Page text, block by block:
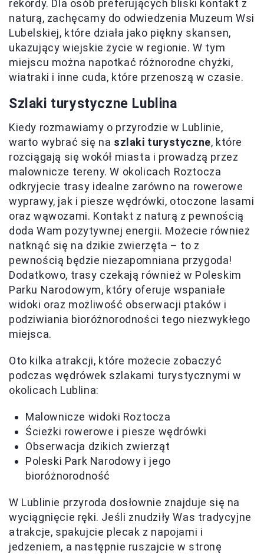
rekordy. Dla osób preferujących bliski kontakt z
naturą, zachęcamy do odwiedzenia Muzeum Wsi
Lubelskiej, które działa jako piękny skansen,
ukazujący wiejskie życie w regionie. W tym
miejscu można napotkać różnorodne chyżki,
wiatraki i inne cuda, które przenoszą w czasie.
Szlaki turystyczne Lublina
Kiedy rozmawiamy o przyrodzie w Lublinie,
warto wybrać się na szlaki turystyczne, które
rozciągają się wokół miasta i prowadzą przez
malownicze tereny. W okolicach Roztocza
odkryjecie trasy idealne zarówno na rowerowe
wyprawy, jak i piesze wędrówki, otoczone lasami
oraz wąwozami. Kontakt z naturą z pewnością
doda Wam pozytywnej energii. Możecie również
natknąć się na dzikie zwierzęta – to z
pewnością będzie niezapomniana przygoda!
Dodatkowo, trasy czekają również w Poleskim
Parku Narodowym, który oferuje wspaniałe
widoki oraz możliwość obserwacji ptaków i
podziwiania bioróżnorodności tego niezwykłego
miejsca.
Oto kilka atrakcji, które możecie zobaczyć
podczas wędrówek szlakami turystycznymi w
okolicach Lublina:
Malownicze widoki Roztocza
Ścieżki rowerowe i piesze wędrówki
Obserwacja dzikich zwierząt
Poleski Park Narodowy i jego
bioróżnorodność
W Lublinie przyroda dosłownie znajduje się na
wyciągnięcie ręki. Jeśli znudziły Was tradycyjne
atrakcje, spakujcie plecak z napojami i
jedzeniem, a następnie ruszajcie w stronę